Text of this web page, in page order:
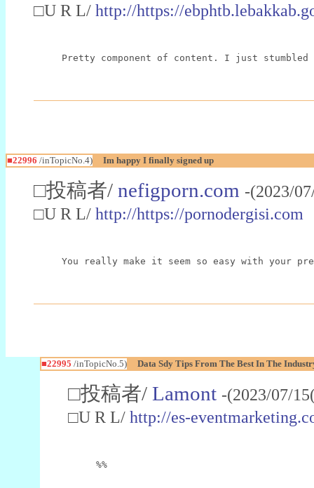
□U R L/ http://https://
Pretty component of content. I just
■22996 /inTopicNo.4) Im happy I finally signed up
□投稿者/ nefigporn.com -(2023/
□U R L/ http://https://pornodergisi.com
You really make it seem so easy with your
■22995 /inTopicNo.5) Data Sdy Tips From The Best In The
□投稿者/ Lamont -(2023/07/
□U R L/ http://es-
%%